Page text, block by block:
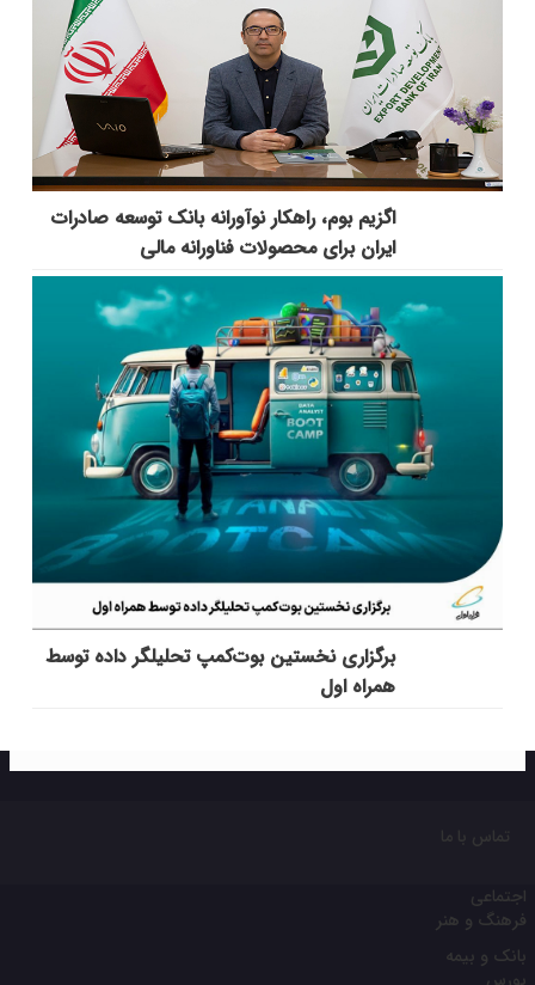
اگزیم بوم، راهکار نوآورانه بانک توسعه صادرات
ایران برای محصولات فناورانه مالی
برگزاری نخستین بوت‌کمپ تحلیلگر داده توسط
همراه اول
تماس با ما
اجتماعی
فرهنگ و هنر
بانک و بیمه